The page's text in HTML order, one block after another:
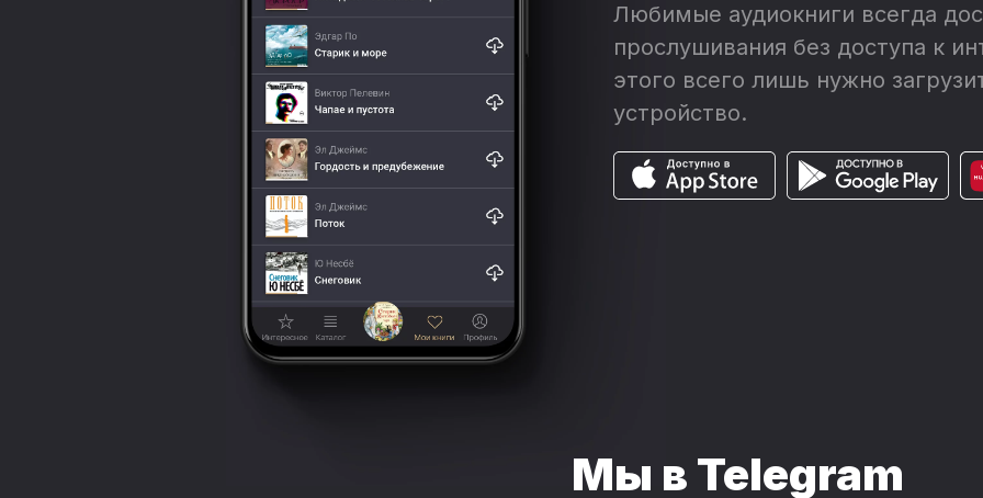
Любимые аудиокниги всегда
прослушивания без доступа к
этого всего лишь нужно
устройство.
Мы в Telegram